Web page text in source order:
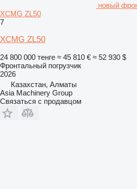
новый
XCMG ZL50
7
XCMG ZL50
24 800 000 тенге ≈ 45 810 € ≈ 52 930 $
Фронтальный погрузчик
2026
Казахстан, Алматы
Asia Machinery Group
Связаться с продавцом